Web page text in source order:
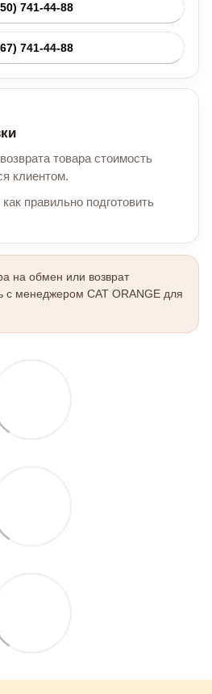
741-44-88
741-44-88
товара стоимость
клиентом.
правильно подготовить
на обмен или возврат
с менеджером CAT ORANGE для